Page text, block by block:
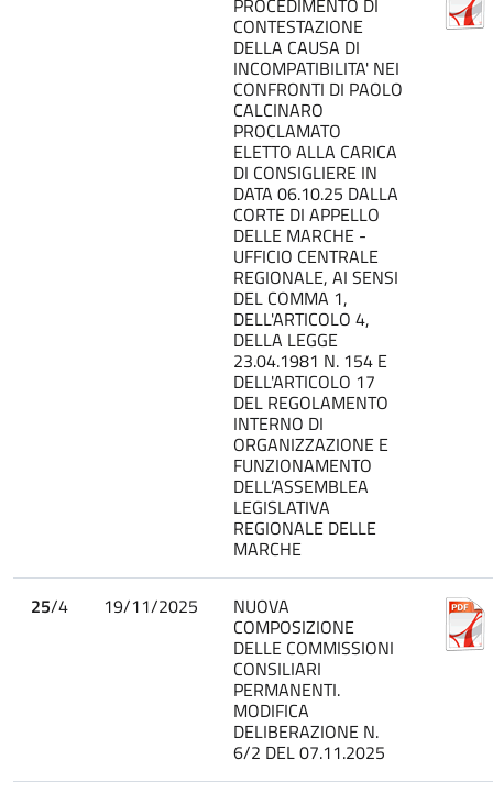
CONTESTAZIONE
DELLA CAUSA DI
INCOMPATIBILITA' NEI
CONFRONTI DI PAOLO
CALCINARO
PROCLAMATO
ELETTO ALLA CARICA
DI CONSIGLIERE IN
DATA 06.10.25 DALLA
CORTE DI APPELLO
DELLE MARCHE -
UFFICIO CENTRALE
REGIONALE, AI SENSI
DEL COMMA 1,
DELL'ARTICOLO 4,
DELLA LEGGE
23.04.1981 N. 154 E
DELL'ARTICOLO 17
DEL REGOLAMENTO
INTERNO DI
ORGANIZZAZIONE E
FUNZIONAMENTO
DELL’ASSEMBLEA
LEGISLATIVA
REGIONALE DELLE
MARCHE
25/4 19/11/2025 NUOVA
COMPOSIZIONE
DELLE COMMISSIONI
CONSILIARI
PERMANENTI.
MODIFICA
DELIBERAZIONE N.
6/2 DEL 07.11.2025